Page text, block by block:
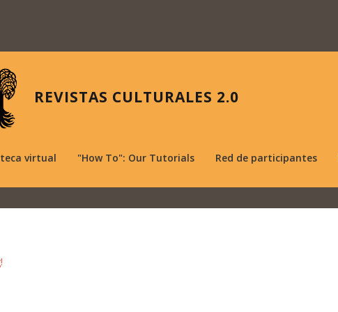
REVISTAS CULTURALES 2.0
virtual "How To": Our Tutorials Red de participantes